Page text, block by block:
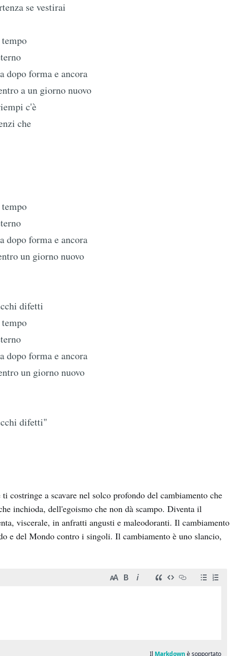
se vestirai
dopo forma e ancora
a un giorno nuovo
c'è
che
dopo forma e ancora
un giorno nuovo
difetti
dopo forma e ancora
un giorno nuovo
difetti"
costringe a scavare nel solco profondo del cambiamento che
inchioda, dell'egoismo che non dà scampo. Diventa il
viscerale, in anfratti angusti e maleodoranti. Il cambiamento
e del Mondo contro i singoli. Il cambiamento è uno slancio,